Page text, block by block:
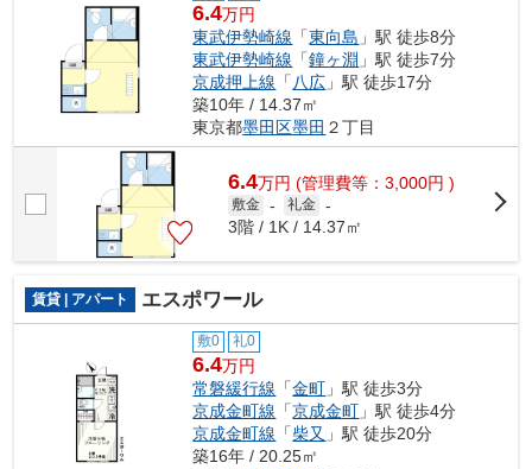
6.4万円
東武伊勢崎線 「東向島 」駅 徒歩8分
東武伊勢崎線 「鐘ヶ淵 」駅 徒歩7分
京成押上線 「 八広 」駅 徒歩17分
築10年 / 14.37㎡
東京都墨田区墨田 ２丁目
6.4万円 (管理費等：3,000円 )
敷金 - 礼金 -
3階 / 1K / 14.37㎡
賃貸 | アパート エスポワール
敷0 礼0
6.4万円
常磐緩行線 「金町 」駅 徒歩3分
京成金町線 「京成金町 」駅 徒歩4分
京成金町線 「柴又 」駅 徒歩20分
築16年 / 20.25㎡